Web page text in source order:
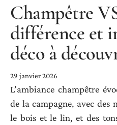
Champêtre
différence et
déco à
29 janvier 2026
L’ambiance champêtre
de la campagne, avec des
le bois et le lin, et des